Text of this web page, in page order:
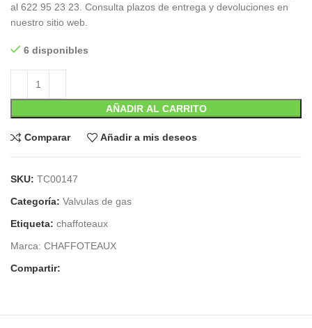
al 622 95 23 23. Consulta plazos de entrega y devoluciones en
nuestro sitio web.
6 disponibles
AÑADIR AL CARRITO
Comparar Añadir a mis deseos
SKU: TC00147
Categoría: Valvulas de gas
Etiqueta: chaffoteaux
Marca: CHAFFOTEAUX
Compartir: